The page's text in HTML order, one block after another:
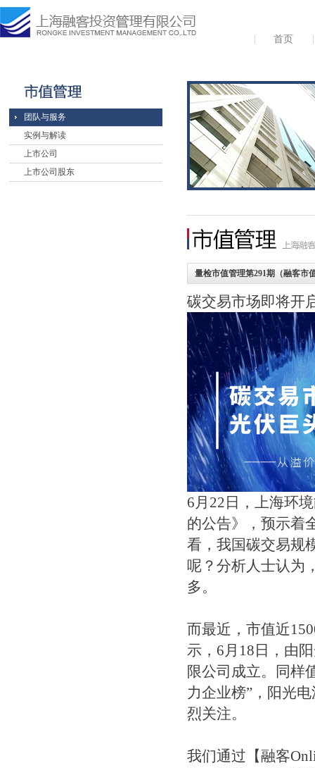
首页
团队与服务
实例与解读
上市公司
上市公司股东
量检市值管理第291期（融客市
碳交易市场即将开
6月22日，上海环
的公告》，预示着
看，我国碳交易规
呢？分析人士认为
多。
而最近，市值近
示，6月18日，由
限公司成立。同样
力企业榜”，阳光
烈关注。
我们通过【融客